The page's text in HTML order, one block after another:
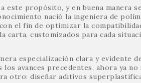
este propósito, y en buena manera se
nació la ingeniera de
el fin de optimizar la
carta, customizados para cada
especialización clara y evidente
avances precedentes, ahora ya no
otro: diseñar aditivos